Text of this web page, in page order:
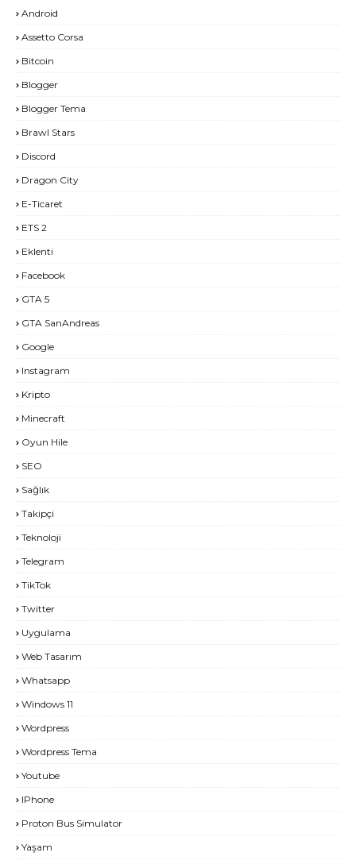
Android
Assetto Corsa
Bitcoin
Blogger
Blogger Tema
Brawl Stars
Discord
Dragon City
E-Ticaret
ETS 2
Eklenti
Facebook
GTA 5
GTA SanAndreas
Google
Instagram
Kripto
Minecraft
Oyun Hile
SEO
Sağlık
Takipçi
Teknoloji
Telegram
TikTok
Twitter
Uygulama
Web Tasarım
Whatsapp
Windows 11
Wordpress
Wordpress Tema
Youtube
IPhone
Proton Bus Simulator
Yaşam